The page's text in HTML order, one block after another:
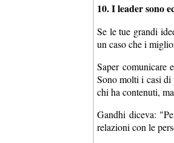
10. I leader sono
Se le tue grandi
un caso che i
Saper comunicare
Sono molti i casi di
chi ha contenuti,
Gandhi diceva:
relazioni con le